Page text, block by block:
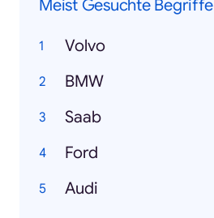
Meist Gesuchte Begriffe
Volvo
BMW
Saab
Ford
Audi